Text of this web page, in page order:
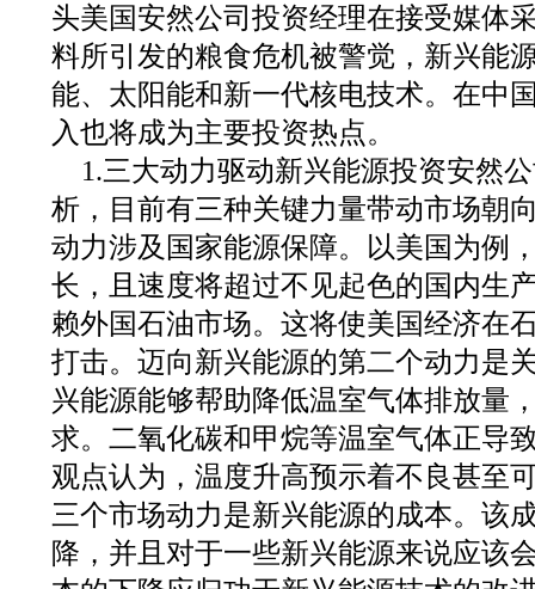
头美国安然公司投资经理在接受媒体
料所引发的粮食危机被警觉，新兴能
能、太阳能和新一代核电技术。在中
入也将成为主要投资热点。
1.三大动力驱动新兴能源投资安然
析，目前有三种关键力量带动市场朝
动力涉及国家能源保障。以美国为例
长，且速度将超过不见起色的国内生
赖外国石油市场。这将使美国经济在
打击。迈向新兴能源的第二个动力是
兴能源能够帮助降低温室气体排放量
求。二氧化碳和甲烷等温室气体正导
观点认为，温度升高预示着不良甚至
三个市场动力是新兴能源的成本。该
降，并且对于一些新兴能源来说应该